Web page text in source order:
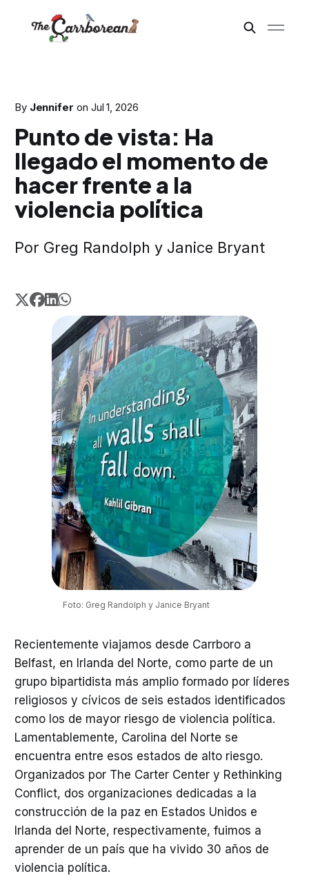
By Jennifer on Jul 1, 2026
Punto de vista: Ha
llegado el momento de
hacer frente a la
violencia política
Por Greg Randolph y Janice Bryant
Foto: Greg Randolph y Janice Bryant
Recientemente viajamos desde Carrboro a
Belfast, en Irlanda del Norte, como parte de un
grupo bipartidista más amplio formado por líderes
religiosos y cívicos de seis estados identificados
como los de mayor riesgo de violencia política.
Lamentablemente, Carolina del Norte se
encuentra entre esos estados de alto riesgo.
Organizados por The Carter Center y Rethinking
Conflict, dos organizaciones dedicadas a la
construcción de la paz en Estados Unidos e
Irlanda del Norte, respectivamente, fuimos a
aprender de un país que ha vivido 30 años de
violencia política.